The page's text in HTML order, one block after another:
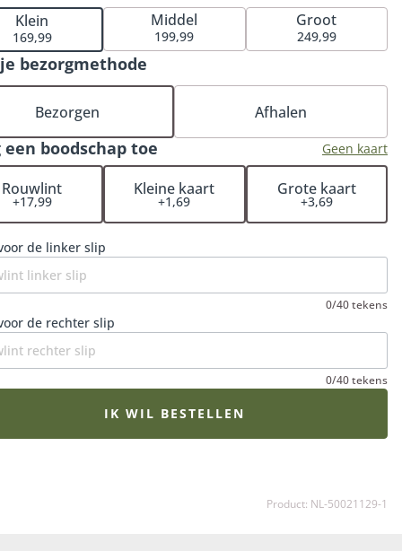
kanten zijn de bloemen in het ronde bloemstuk
te zien. Bloemenkus biedermeier is verkrijgbaar in 40cm,
60cm. Fijn om te weten: iedere bestelling met
wordt door onze medewerkers persoonlijk en
volledig naar wens wordt samengesteld. De
worden op een locatie naar keuze (bij een kerk,
of crematorium). Je hoeft het rouwstuk niet zelf
halen bij de bloemist. De Fleurop bloemist zorgt ervoor
rouwboeket op het juiste moment wordt bezorgd en
bloemen op hun mooist zijn. Een extra fijne gedachte in
periode.
Klein
169,99
Middel
199,99
Groot
249,99
een boodschap toe Geen kaart
Rouwlint
+17,99
Kleine kaart
+1,69
Grote kaart
+3,69
de linker slip
0/40 tekens
de rechter slip
0/40 tekens
bezorgmethode
Bezorgen Afhalen
IK WIL BESTELLEN
Product: NL-50021129-1